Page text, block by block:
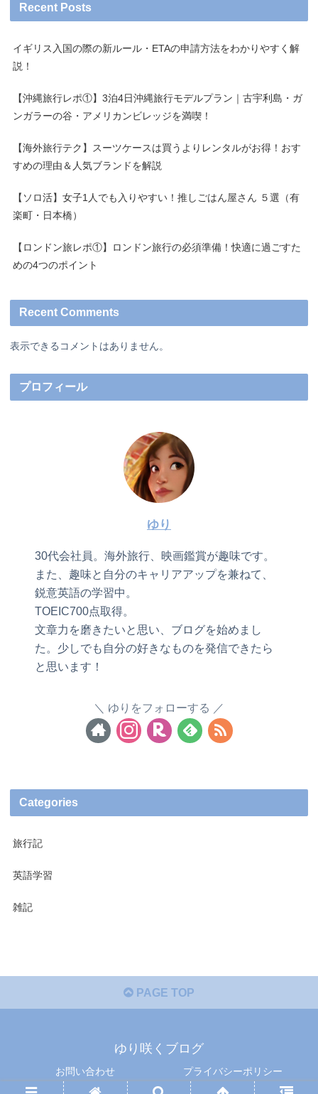
Recent Posts
イギリス入国の際の新ルール・ETAの申請方法をわかりやすく解
説！
【沖縄旅行レポ①】3泊4日沖縄旅行モデルプラン｜古宇利島・ガ
ンガラーの谷・アメリカンビレッジを満喫！
【海外旅行テク】スーツケースは買うよりレンタルがお得！おす
すめの理由＆人気ブランドを解説
【ソロ活】女子1人でも入りやすい！推しごはん屋さん ５選（有
楽町・日本橋）
【ロンドン旅レポ①】ロンドン旅行の必須準備！快適に過ごすた
めの4つのポイント
Recent Comments
表示できるコメントはありません。
プロフィール
ゆり
30代会社員。海外旅行、映画鑑賞が趣味です。
また、趣味と自分のキャリアアップを兼ねて、
鋭意英語の学習中。
TOEIC700点取得。
文章力を磨きたいと思い、ブログを始めまし
た。少しでも自分の好きなものを発信できたら
と思います！
ゆりをフォローする
Categories
旅行記
英語学習
雑記
PAGE TOP
ゆり咲くブログ
お問い合わせ プライバシーポリシー